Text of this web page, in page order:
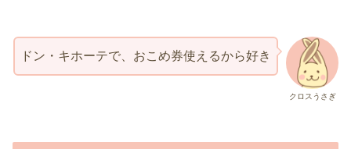
クロスうさぎ
ドン・キホーテで、おこめ券使えるから好き